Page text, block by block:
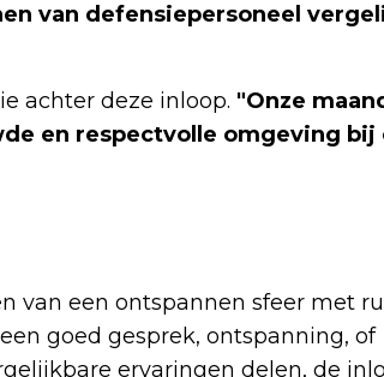
van defensiepersoneel
achter deze inloop. "Onze
en respectvolle omgeving bij
van een ontspannen sfeer met
goed gesprek, ontspanning, of
ervaringen delen, de